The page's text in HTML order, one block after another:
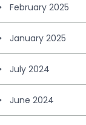
February 2025
January 2025
July 2024
June 2024